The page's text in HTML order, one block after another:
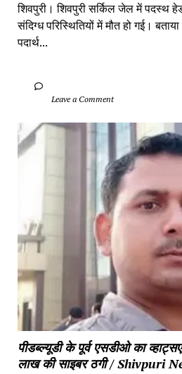
शिवपुरी। शिवपुरी सर्किल जेल में पदस्थ
संदिग्ध परिस्थितियों में मौत हो गई।
पदार्थ...
		Leave a Comment
पीडब्ल्यूडी के पूर्व एसडीओ का
लाख की साइबर ठगी / Shivpuri